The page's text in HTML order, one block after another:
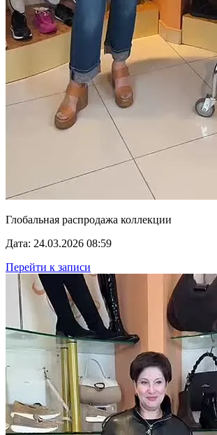
Глобальная распродажа коллекции
Дата: 24.03.2026 08:59
Перейти к записи